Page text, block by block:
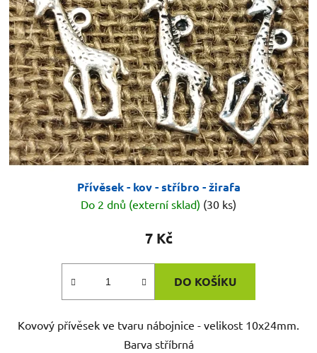
Přívěsek - kov - stříbro - žirafa
Do 2 dnů (externí sklad) (30 ks)
7 Kč
DO KOŠÍKU
Kovový přívěsek ve tvaru nábojnice - velikost 10x24mm.
Barva stříbrná